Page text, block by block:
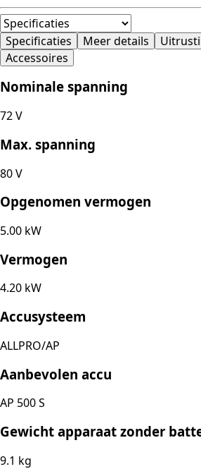
Specificaties Meer details
Accessoires
Nominale spanning
72 V
Max. spanning
80 V
Opgenomen vermogen
5.00 kW
Vermogen
4.20 kW
Accusysteem
ALLPRO/AP
Aanbevolen accu
AP 500 S
Gewicht apparaat zonder
9.1 kg